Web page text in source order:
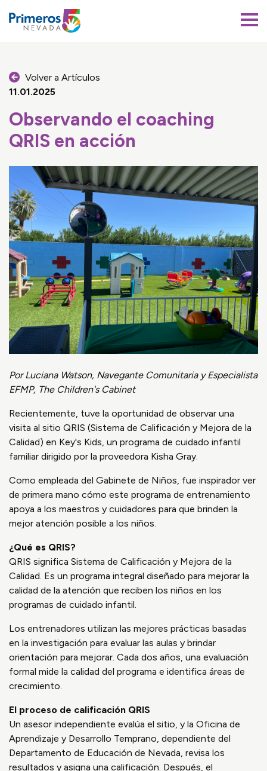
Volver a Artículos
11.01.2025
Observando el coaching
QRIS en acción
Por Luciana Watson, Navegante Comunitaria y Especialista
EFMP, The Children's Cabinet
Recientemente, tuve la oportunidad de observar una
visita al sitio QRIS (Sistema de Calificación y Mejora de la
Calidad) en Key's Kids, un programa de cuidado infantil
familiar dirigido por la proveedora Kisha Gray.
Como empleada del Gabinete de Niños, fue inspirador ver
de primera mano cómo este programa de entrenamiento
apoya a los maestros y cuidadores para que brinden la
mejor atención posible a los niños.
¿Qué es QRIS?
QRIS significa Sistema de Calificación y Mejora de la
Calidad. Es un programa integral diseñado para mejorar la
calidad de la atención que reciben los niños en los
programas de cuidado infantil.
Los entrenadores utilizan las mejores prácticas basadas
en la investigación para evaluar las aulas y brindar
orientación para mejorar. Cada dos años, una evaluación
formal mide la calidad del programa e identifica áreas de
crecimiento.
El proceso de calificación QRIS
Un asesor independiente evalúa el sitio, y la Oficina de
Aprendizaje y Desarrollo Temprano, dependiente del
Departamento de Educación de Nevada, revisa los
resultados y asigna una calificación. Después, el